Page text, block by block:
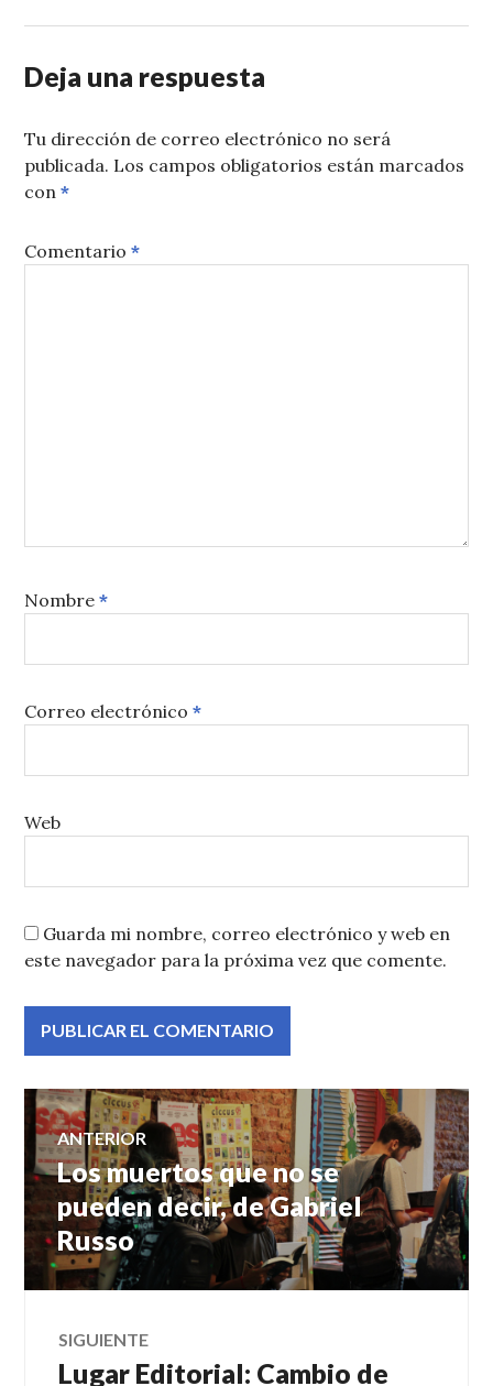
Deja una respuesta
Tu dirección de correo electrónico no será
publicada. Los campos obligatorios están marcados
con*
Comentario*
Nombre*
Correo electrónico*
Web
Guarda mi nombre, correo electrónico y web en
este navegador para la próxima vez que comente.
Navegación
de
entradas
ANTERIOR
Entrada
anterior:
Los muertos que no se
pueden decir, de Gabriel
Russo
SIGUIENTE
Entrada
Lugar Editorial: Cambio de